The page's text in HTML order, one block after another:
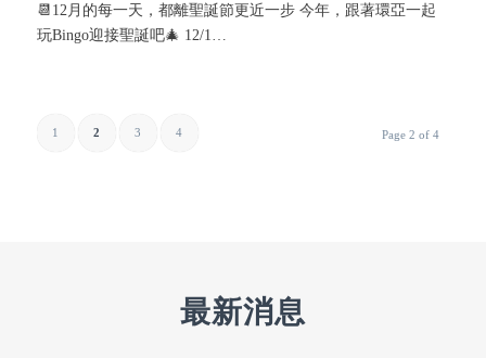
📆12月的每一天，都離聖誕節更近一步 今年，跟著環亞一起
玩Bingo迎接聖誕吧🎄 12/1…
Page 2 of 4
1 2 3 4
最新消息